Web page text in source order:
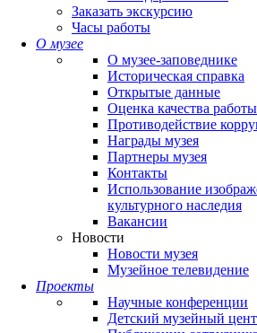
Заказать экскурсию
Часы работы
О музее
О музее-заповеднике
Историческая справка
Открытые данные
Оценка качества работы
Противодействие
Награды музея
Партнеры музея
Контакты
Использование
культурного наследия
Вакансии
Новости
Новости музея
Музейное телевидение
Проекты
Научные конференции
Детский музейный